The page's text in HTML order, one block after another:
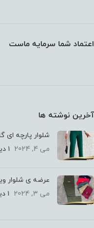
اعتماد شما سرمایه ماست
آخرین نوشته ها
شلوار پارچه ای
می 4, 2024
۱ دیدگاه
عرضه ی شلوار
می 3, 2024
۱ دیدگاه